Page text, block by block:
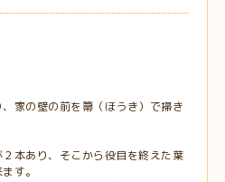
家の壁の前を箒（ほうき）で掃き
本あり、そこから役目を終えた葉
す。